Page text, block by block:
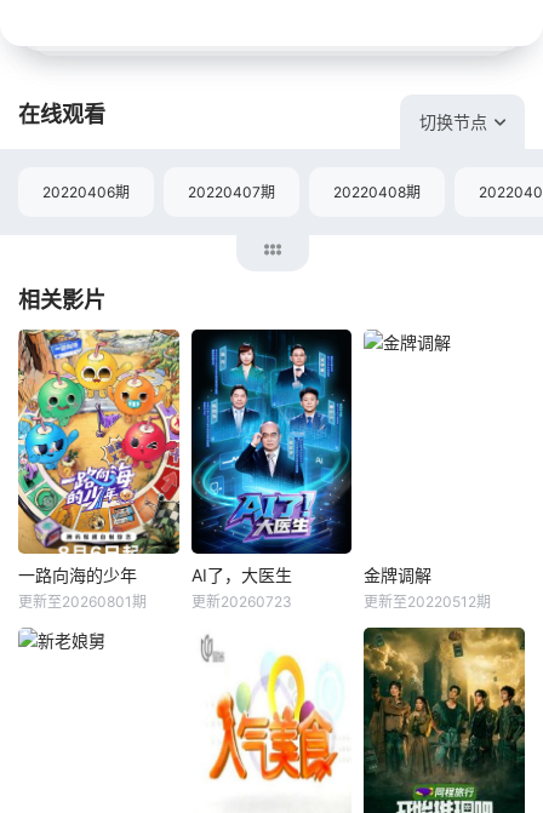
在线观看 切换节点
20220406期 20220407期 20220408期
相关影片
一路向海的少年
左航
一路向海的少年
更新至20260801期
AI了，大医生
《AI了，大医生》
是全国首档“AI+医
学”全媒体健康科普
节目，第一季大咖
季由湖北广播电视
台联合湖北省医师
AI了，大医生
更新20260723
金牌调解
邀请一对（或多
个）有矛盾的当事
人进入演播室，主
持人和人民调解员
现场为当事人排忧
解难，通过节目告
诉观众面对纠纷的
金牌调解
更新至20220512期